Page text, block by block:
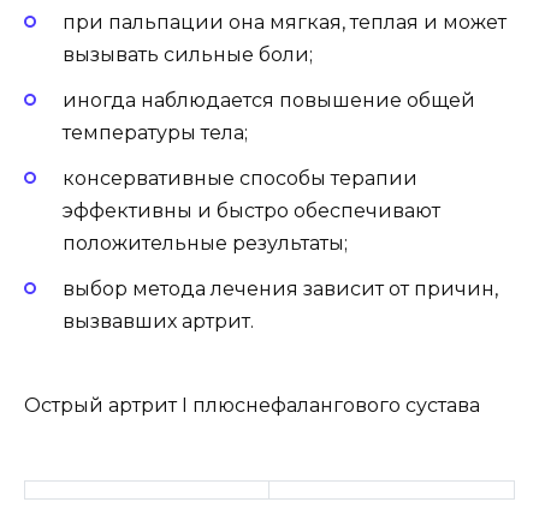
при пальпации она мягкая, теплая и может
вызывать сильные боли;
иногда наблюдается повышение общей
температуры тела;
консервативные способы терапии
эффективны и быстро обеспечивают
положительные результаты;
выбор метода лечения зависит от причин,
вызвавших артрит.
Острый артрит I плюснефалангового сустава